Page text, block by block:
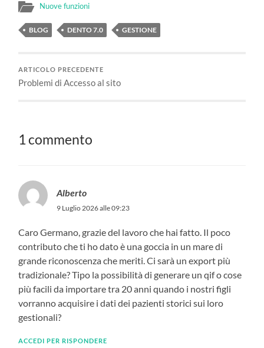
Nuove funzioni
BLOG DENTO 7.0 GESTIONE
ARTICOLO PRECEDENTE
Problemi di Accesso al sito
1 commento
Alberto
9 Luglio 2026 alle 09:23
Caro Germano, grazie del lavoro che hai fatto. Il poco
contributo che ti ho dato è una goccia in un mare di
grande riconoscenza che meriti. Ci sarà un export più
tradizionale? Tipo la possibilità di generare un qif o cose
più facili da importare tra 20 anni quando i nostri figli
vorranno acquisire i dati dei pazienti storici sui loro
gestionali?
ACCEDI PER RISPONDERE